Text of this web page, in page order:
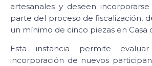
artesanales y deseen
parte del proceso de fiscalización,
un mínimo de cinco piezas en Casa
Esta instancia permite
incorporación de nuevos